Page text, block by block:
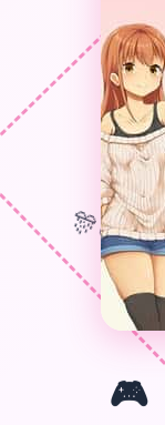
🎮
🎮
🎊